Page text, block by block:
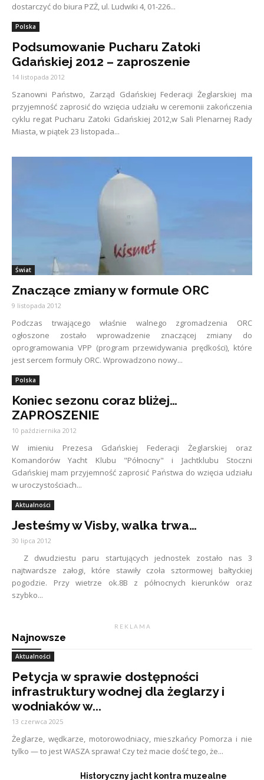
dostarczyć do biura PZŻ, ul. Ludwiki 4, 01-226...
Polska
Podsumowanie Pucharu Zatoki
Gdańskiej 2012 – zaproszenie
14 listopada 2012
Szanowni Państwo, Zarząd Gdańskiej Federacji Żeglarskiej ma
przyjemność zaprosić do wzięcia udziału w ceremonii zakończenia
cyklu regat Pucharu Zatoki Gdańskiej 2012,w Sali Plenarnej Rady
Miasta, w piątek 23 listopada...
Świat
Znaczące zmiany w formule ORC
9 listopada 2012
Podczas trwającego właśnie walnego zgromadzenia ORC
ogłoszone zostało wprowadzenie znaczącej zmiany do
oprogramowania VPP (program przewidywania prędkości), które
jest sercem formuły ORC. Wprowadzono nowy...
Polska
Koniec sezonu coraz bliżej…
ZAPROSZENIE
10 października 2012
W imieniu Prezesa Gdańskiej Federacji Żeglarskiej oraz
Komandorów Yacht Klubu "Północny" i Jachtklubu Stoczni
Gdańskiej mam przyjemność zaprosić Państwa do wzięcia udziału
w uroczystościach...
Aktualności
Jesteśmy w Visby, walka trwa…
30 lipca 2012
Z dwudziestu paru startujących jednostek zostało nas 3
najtwardsze załogi, które stawiły czoła sztormowej bałtyckiej
pogodzie. Przy wietrze ok.8B z północnych kierunków oraz
szybko...
R E K L A M A
Najnowsze
Aktualności
Petycja w sprawie dostępności
infrastruktury wodnej dla żeglarzy i
wodniaków w...
13 czerwca 2025
Żeglarze, wędkarze, motorowodniacy, mieszkańcy Pomorza i nie
tylko — to jest WASZA sprawa! Czy też macie dość tego, że...
Historyczny jacht kontra muzealne